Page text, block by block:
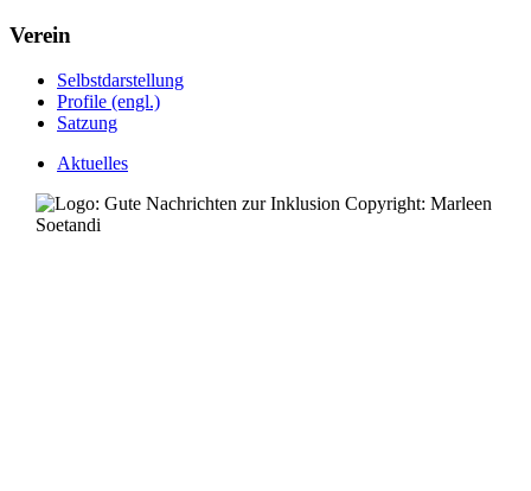
Verein
Selbstdarstellung
Profile (engl.)
Satzung
Aktuelles